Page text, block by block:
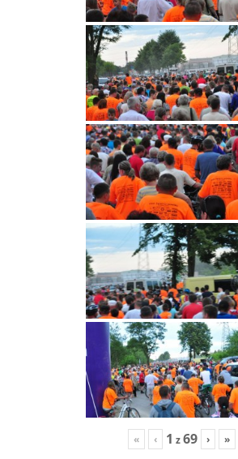
« ‹ 1 z69 › »